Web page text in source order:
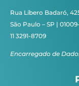
Rua Líbero Badaró,
São Paulo – SP |
11 3291-8709
Encarregado de